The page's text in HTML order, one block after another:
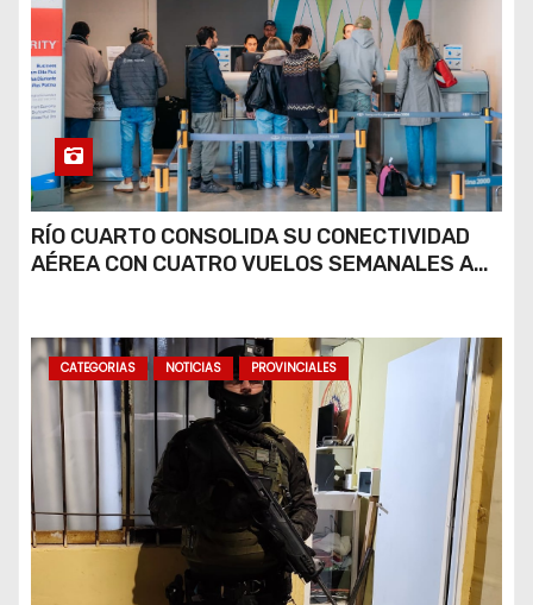
RÍO CUARTO CONSOLIDA SU CONECTIVIDAD
AÉREA CON CUATRO VUELOS SEMANALES A
CATEGORIAS NOTICIAS PROVINCIALES